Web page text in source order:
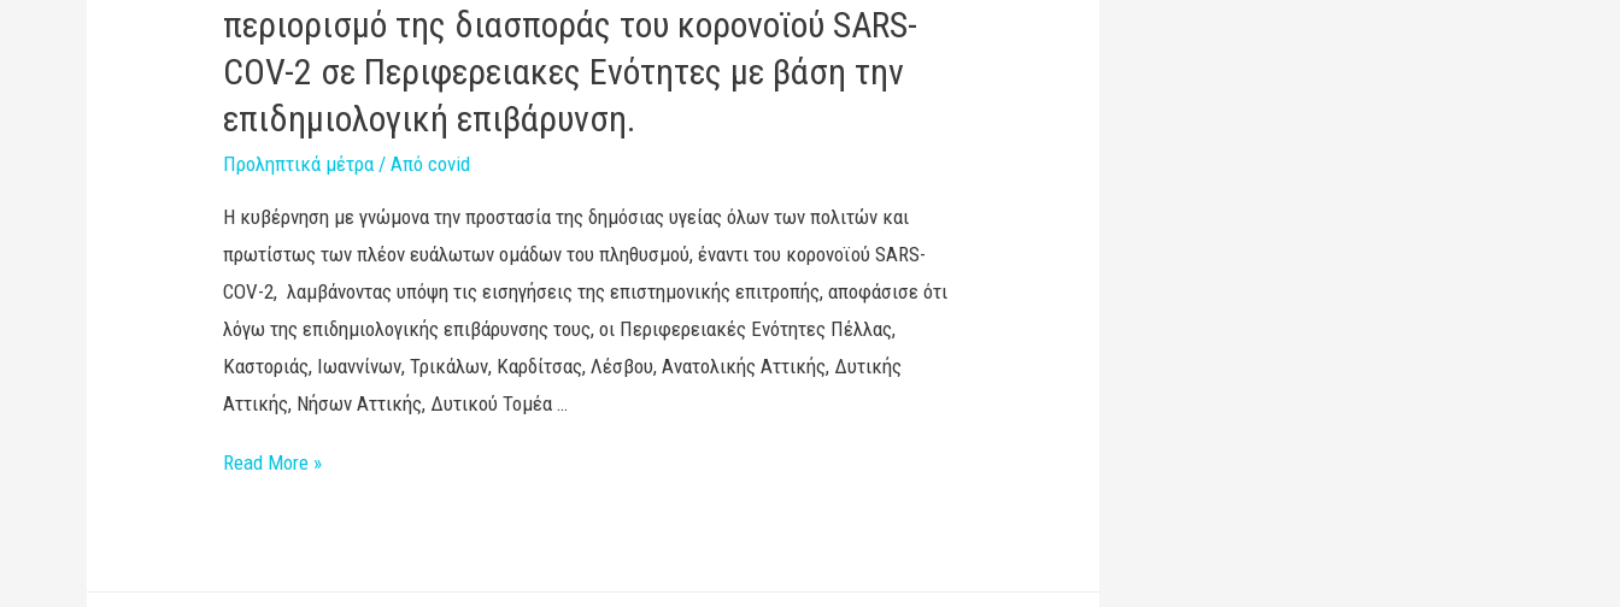
περιορισμό της διασποράς του κορονοϊού SARS-
COV-2 σε Περιφερειακες Ενότητες με βάση την
επιδημιολογική επιβάρυνση.
Προληπτικά μέτρα / Απόcovid
Η κυβέρνηση με γνώμονα την προστασία της δημόσιας υγείας όλων των πολιτών και
πρωτίστως των πλέον ευάλωτων ομάδων του πληθυσμού, έναντι του κορονοϊού SARS-
COV-2, λαμβάνοντας υπόψη τις εισηγήσεις της επιστημονικής επιτροπής, αποφάσισε ότι
λόγω της επιδημιολογικής επιβάρυνσης τους, οι Περιφερειακές Ενότητες Πέλλας,
Καστοριάς, Ιωαννίνων, Τρικάλων, Καρδίτσας, Λέσβου, Ανατολικής Αττικής, Δυτικής
Αττικής, Νήσων Αττικής, Δυτικού Τομέα …
Read More »